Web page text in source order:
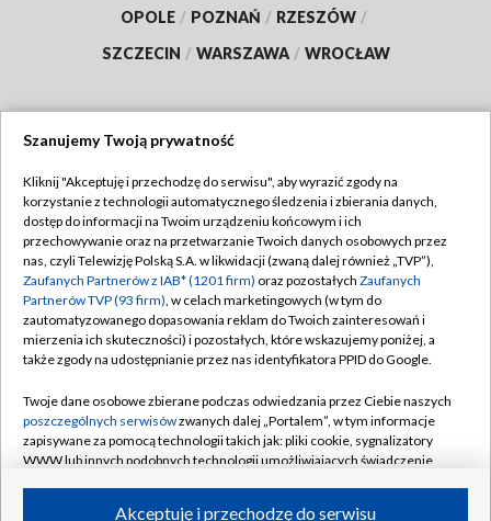
OPOLE / POZNAŃ / RZESZÓW /
SZCZECIN / WARSZAWA / WROCŁAW
TVP
Abonament TVP
Emisja w TVP
Centrum informacji TVP
Naziemna Telewizja Cyfrowa
Rada Programowa
System NOS
Informacje o nadawcy
Regulamin TVP
Polityka prywatności
Moje zgody
Pomoc
Kontakt
Kanały
Szanujemy Twoją prywatność
Kliknij "Akceptuję i przechodzę do serwisu", aby wyrazić zgody na
korzystanie z technologii automatycznego śledzenia i zbierania danych,
dostęp do informacji na Twoim urządzeniu końcowym i ich
przechowywanie oraz na przetwarzanie Twoich danych osobowych przez
nas, czyli Telewizję Polską S.A. w likwidacji (zwaną dalej również „TVP”),
Zaufanych Partnerów z IAB* (1201 firm) oraz pozostałych Zaufanych
Partnerów TVP (93 firm), w celach marketingowych (w tym do
zautomatyzowanego dopasowania reklam do Twoich zainteresowań i
mierzenia ich skuteczności) i pozostałych, które wskazujemy poniżej, a
także zgody na udostępnianie przez nas identyfikatora PPID do Google.
Twoje dane osobowe zbierane podczas odwiedzania przez Ciebie naszych
poszczególnych serwisówzwanych dalej „Portalem”, w tym informacje
zapisywane za pomocą technologii takich jak: pliki cookie, sygnalizatory
WWW lub innych podobnych technologii umożliwiających świadczenie
Akceptuję i przechodzę do serwisu